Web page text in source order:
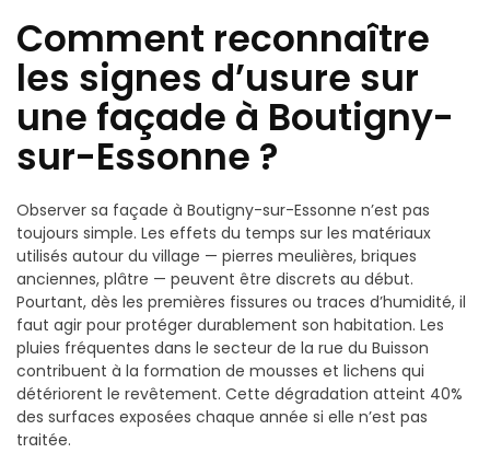
Comment reconnaître
les signes d’usure sur
une façade à Boutigny-
sur-Essonne ?
Observer sa façade à Boutigny-sur-Essonne n’est pas
toujours simple. Les effets du temps sur les matériaux
utilisés autour du village — pierres meulières, briques
anciennes, plâtre — peuvent être discrets au début.
Pourtant, dès les premières fissures ou traces d’humidité, il
faut agir pour protéger durablement son habitation. Les
pluies fréquentes dans le secteur de la rue du Buisson
contribuent à la formation de mousses et lichens qui
détériorent le revêtement. Cette dégradation atteint 40%
des surfaces exposées chaque année si elle n’est pas
traitée.